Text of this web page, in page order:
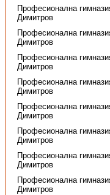
Професионална
Димитров
Професионална
Димитров
Професионална
Димитров
Професионална
Димитров
Професионална
Димитров
Професионална
Димитров
Професионална
Димитров
Професионална
Димитров